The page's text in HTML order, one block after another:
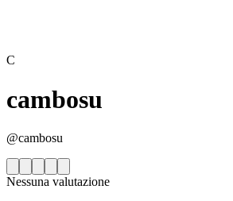
C
cambosu
@cambosu
Nessuna valutazione